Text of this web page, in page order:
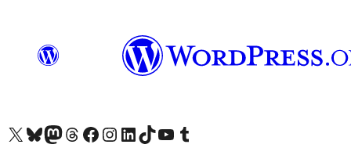
查看我們的 X (之前的 Twitter) 帳號造訪我們的 Bluesky 帳號造訪我們的 Mastodon 帳號造訪我們的 Threads 帳號 造訪我們的 Facebook 粉絲專頁Visit our Instagram account
Visit our LinkedIn account
造訪我們的 TikTok 帳號Visit our YouTube channel
造訪我們的 Tumblr 帳號